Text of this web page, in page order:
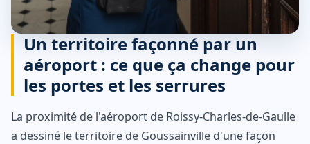
Un territoire façonné par un
aéroport : ce que ça change pour
les portes et les serrures
La proximité de l'aéroport de Roissy-Charles-de-Gaulle
a dessiné le territoire de Goussainville d'une façon